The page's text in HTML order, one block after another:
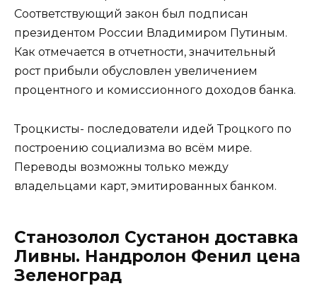
Соответствующий закон был подписан
президентом России Владимиром Путиным.
Как отмечается в отчетности, значительный
рост прибыли обусловлен увеличением
процентного и комиссионного доходов банка.
Троцкисты- последователи идей Троцкого по
построению социализма во всём мире.
Переводы возможны только между
владельцами карт, эмитированных банком.
Станозолол Сустанон доставка
Ливны. Нандролон Фенил цена
Зеленоград